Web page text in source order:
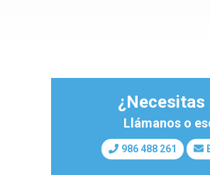
¿Necesitas
Llámanos o
986 488 261